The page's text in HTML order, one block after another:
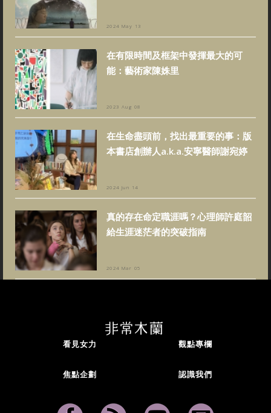
2024 May 13
在有限時間及框架中發揮最大的可
能：藝術家陳姝里
2023 Aug 08
在生命盡頭前，找出最重要的事：版
本書店創辦人a.k.a.安寧醫師謝宛婷
2024 Jun 14
真的存在命定職涯嗎？心理師許庭韶
給生涯迷茫者的突破指南
2024 Mar 05
看見女力 觀點專欄
焦點企劃 認識我們